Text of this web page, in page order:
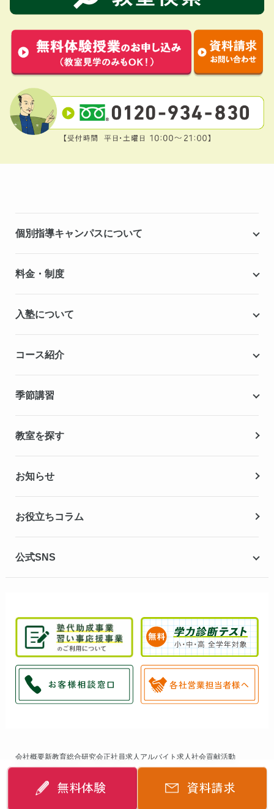
無料体験 資料請求
個別指導キャンパスについて
こだわりの個別指導専用教材
料金・制度
無料学力診断テスト
入塾について
無料体験授業
コース紹介
高校生の個別指導コース
季節講習
冬期講習
教室を探す
お知らせ
お役立ちコラム
公式SNS
会社概要新教育総合研究会正社員求人 アルバイト求人社会貢献活動